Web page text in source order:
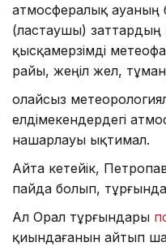
атмосфералық ауаның
(ластаушы) заттардың
қысқамерзімді
райы, жеңіл жел,
Қолайсыз
елдімекендердегі
нашарлауы ықтимал.
Айта кетейік,
пайда болып,
Ал Орал тұрғындары
қиындағанын айтып